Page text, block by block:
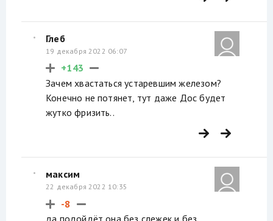
Глеб
19 декабря 2022 06:07
+143
Зачем хвастаться устаревшим железом?
Конечно не потянет, тут даже Дос будет
жутко фризить..
максим
22 декабря 2022 10:35
-8